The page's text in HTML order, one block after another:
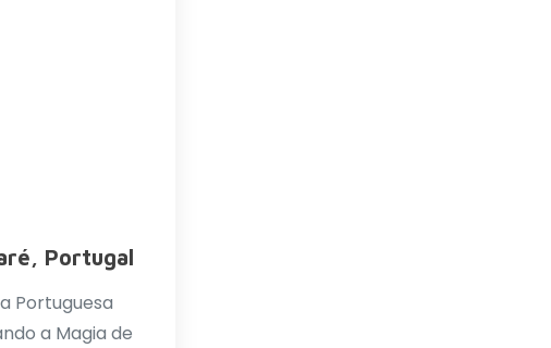
Portugal
Portuguesa
a Magia de